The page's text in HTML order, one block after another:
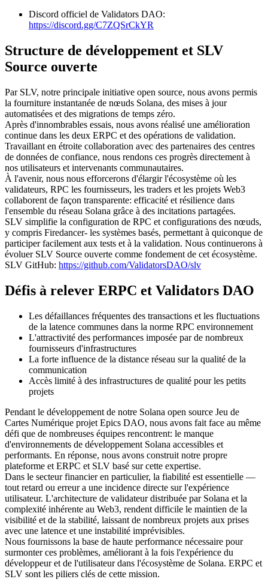
Discord officiel de Validators DAO:
https://discord.gg/C7ZQSrCkYR
Structure de développement et SLV
Source ouverte
Par SLV, notre principale initiative open source, nous avons permis
la fourniture instantanée de nœuds Solana, des mises à jour
automatisées et des migrations de temps zéro.
Après d'innombrables essais, nous avons réalisé une amélioration
continue dans les deux ERPC et des opérations de validation.
Travaillant en étroite collaboration avec des partenaires des centres
de données de confiance, nous rendons ces progrès directement à
nos utilisateurs et intervenants communautaires.
À l'avenir, nous nous efforcerons d'élargir l'écosystème où les
validateurs, RPC les fournisseurs, les traders et les projets Web3
collaborent de façon transparente: efficacité et résilience dans
l'ensemble du réseau Solana grâce à des incitations partagées.
SLV simplifie la configuration de RPC et configurations des nœuds,
y compris Firedancer- les systèmes basés, permettant à quiconque de
participer facilement aux tests et à la validation. Nous continuerons à
évoluer SLV Source ouverte comme fondement de cet écosystème.
SLV GitHub: https://github.com/ValidatorsDAO/slv
Défis à relever ERPC et Validators DAO
Les défaillances fréquentes des transactions et les fluctuations
de la latence communes dans la norme RPC environnement
L'attractivité des performances imposée par de nombreux
fournisseurs d'infrastructures
La forte influence de la distance réseau sur la qualité de la
communication
Accès limité à des infrastructures de qualité pour les petits
projets
Pendant le développement de notre Solana open source Jeu de
Cartes Numérique projet Epics DAO, nous avons fait face au même
défi que de nombreuses équipes rencontrent: le manque
d'environnements de développement Solana accessibles et
performants. En réponse, nous avons construit notre propre
plateforme et ERPC et SLV basé sur cette expertise.
Dans le secteur financier en particulier, la fiabilité est essentielle —
tout retard ou erreur a une incidence directe sur l'expérience
utilisateur. L'architecture de validateur distribuée par Solana et la
complexité inhérente au Web3, rendent difficile le maintien de la
visibilité et de la stabilité, laissant de nombreux projets aux prises
avec une latence et une instabilité imprévisibles.
Nous fournissons la base de haute performance nécessaire pour
surmonter ces problèmes, améliorant à la fois l'expérience du
développeur et de l'utilisateur dans l'écosystème de Solana. ERPC et
SLV sont les piliers clés de cette mission.